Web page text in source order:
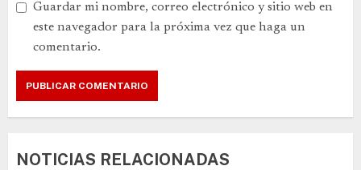
Guardar mi nombre, correo electrónico y sitio web en
este navegador para la próxima vez que haga un
comentario.
NOTICIAS RELACIONADAS